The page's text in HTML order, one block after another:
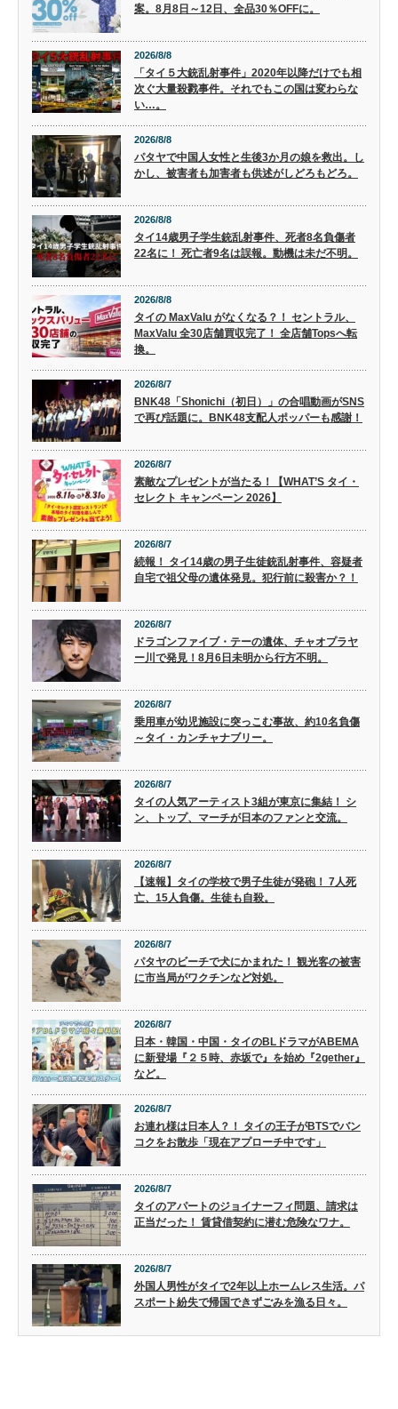
案。8月8日～12日、全品30％OFFに。
2026/8/8
「タイ５大銃乱射事件」2020年以降だけでも相
次ぐ大量殺戮事件。それでもこの国は変わらな
い…。
2026/8/8
パタヤで中国人女性と生後3か月の娘を救出。し
かし、被害者も加害者も供述がしどろもどろ。
2026/8/8
タイ14歳男子学生銃乱射事件、死者8名負傷者
22名に！ 死亡者9名は誤報。動機は未だ不明。
2026/8/8
タイの MaxValu がなくなる？！ セントラル、
MaxValu 全30店舗買収完了！ 全店舗Topsへ転
換。
2026/8/7
BNK48「Shonichi（初日）」の合唱動画がSNS
で再び話題に。BNK48支配人ポッパーも感謝！
2026/8/7
素敵なプレゼントが当たる！【WHAT’S タイ・
セレクト キャンペーン 2026】
2026/8/7
続報！ タイ14歳の男子生徒銃乱射事件、容疑者
自宅で祖父母の遺体発見。犯行前に殺害か？！
2026/8/7
ドラゴンファイブ・テーの遺体、チャオプラヤ
ー川で発見！8月6日未明から行方不明。
2026/8/7
乗用車が幼児施設に突っこむ事故、約10名負傷
～タイ・カンチャナブリー。
2026/8/7
タイの人気アーティスト3組が東京に集結！ シ
ン、トップ、マーチが日本のファンと交流。
2026/8/7
【速報】タイの学校で男子生徒が発砲！ 7人死
亡、15人負傷。生徒も自殺。
2026/8/7
パタヤのビーチで犬にかまれた！ 観光客の被害
に市当局がワクチンなど対処。
2026/8/7
日本・韓国・中国・タイのBLドラマがABEMA
に新登場『２５時、赤坂で』を始め『2gether』
など。
2026/8/7
お連れ様は日本人？！ タイの王子がBTSでバン
コクをお散歩「現在アプローチ中です」
2026/8/7
タイのアパートのジョイナーフィ問題、請求は
正当だった！ 賃貸借契約に潜む危険なワナ。
2026/8/7
外国人男性がタイで2年以上ホームレス生活。パ
スポート紛失で帰国できずごみを漁る日々。